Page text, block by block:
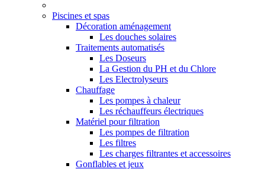
Piscines et spas
Décoration aménagement
Les douches solaires
Traitements automatisés
Les Doseurs
La Gestion du PH et du Chlore
Les Electrolyseurs
Chauffage
Les pompes à chaleur
Les réchauffeurs électriques
Matériel pour filtration
Les pompes de filtration
Les filtres
Les charges filtrantes et accessoires
Gonflables et jeux